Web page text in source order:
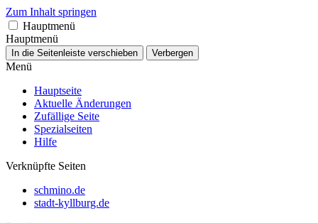
Zum Inhalt springen
Hauptmenü
Hauptmenü
In die Seitenleiste verschieben Verbergen
Menü
Hauptseite
Aktuelle Änderungen
Zufällige Seite
Spezialseiten
Hilfe
Verknüpfte Seiten
schmino.de
stadt-kyllburg.de